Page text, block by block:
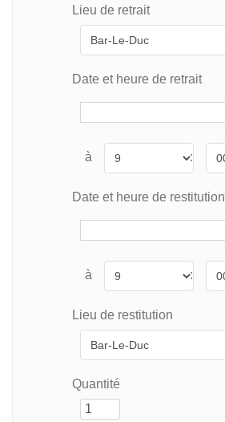
Lieu de retrait
Date et heure de retrait
à :
Date et heure de restitution
à :
Lieu de restitution
Quantité